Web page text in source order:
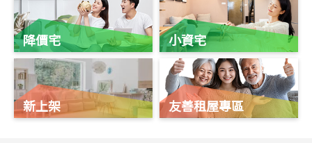
降價宅
新上架
小資宅
友善租屋專區